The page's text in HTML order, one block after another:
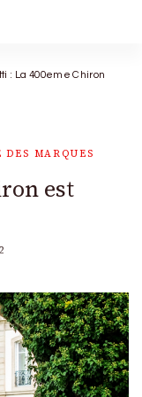
: La 400eme Chiron
DES MARQUES
est